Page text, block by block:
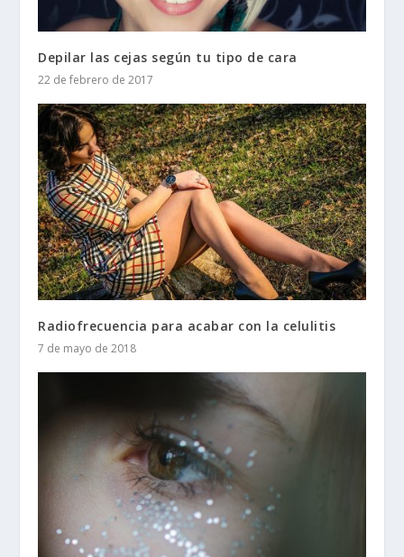
Depilar las cejas según tu tipo de cara
22 de febrero de 2017
Radiofrecuencia para acabar con la celulitis
7 de mayo de 2018